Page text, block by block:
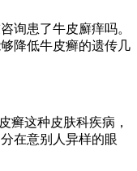
询患了牛皮廯痒吗。
降低牛皮癣的遗传几
癣这种皮肤科疾病，
在意别人异样的眼